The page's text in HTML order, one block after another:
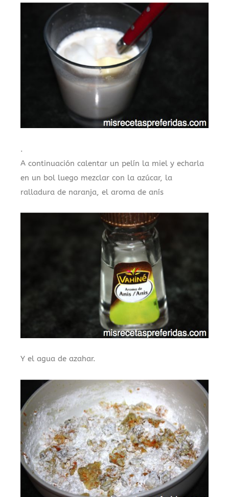
.
A continuación calentar un pelín la miel y echarla
en un bol luego mezclar con la azúcar, la
ralladura de naranja, el aroma de anís
Y el agua de azahar.